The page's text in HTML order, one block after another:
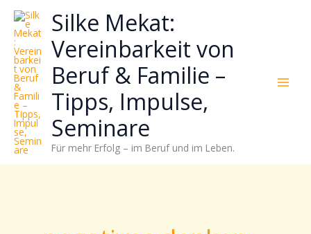
Zum
Inhalt
springen
Silke Mekat:
Vereinbarkeit von
Beruf & Familie –
Tipps, Impulse,
Seminare
Für mehr Erfolg – im Beruf und im Leben.
wie
sich
Stress
reduzieren
Energie
gezielter
einsetzen
lässt?
Einfach